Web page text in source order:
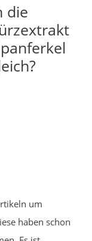
die
um
haben schon